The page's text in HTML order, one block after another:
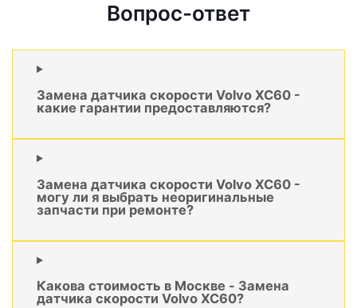
Вопрос-ответ
Замена датчика скорости Volvo XC60 -
какие гарантии предоставляются?
Замена датчика скорости Volvo XC60 -
могу ли я выбрать неоригинальные
запчасти при ремонте?
Какова стоимость в Москве - Замена
датчика скорости Volvo XC60?